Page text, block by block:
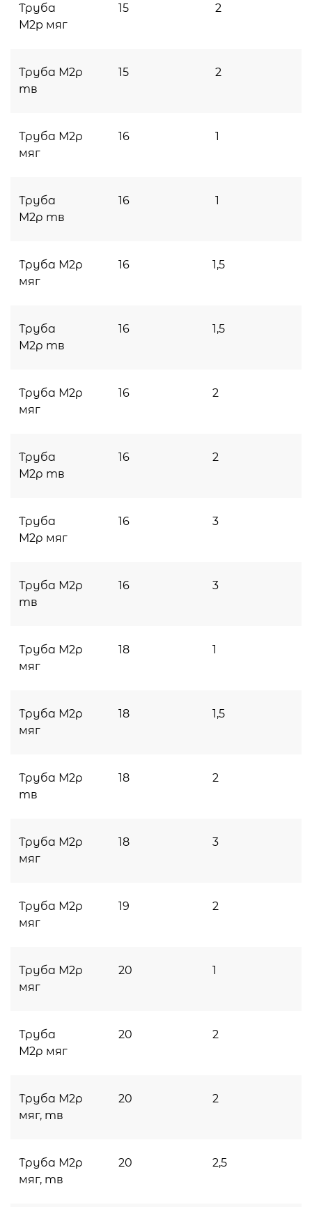
Труба
М2p мяг
15 2
Труба М2р
тв
15 2
Труба М2р
мяг
16 1
Труба
М2р тв
16 1
Труба М2р
мяг
16 1,5
Труба
М2р тв
16 1,5
Труба М2р
мяг
16 2
Труба
М2р тв
16 2
Труба
М2р мяг
16 3
Труба М2р
тв
16 3
Труба М2р
мяг
18 1
Труба М2р
мяг
18 1,5
Труба М2р
тв
18 2
Труба М2р
мяг
18 3
Труба М2р
мяг
19 2
Труба М2р
мяг
20 1
Труба
М2р мяг
20 2
Труба М2р
мяг, тв
20 2
Труба М2р
мяг, тв
20 2,5